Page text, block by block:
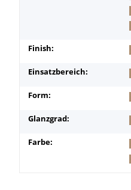
Finish:
Einsatzbereich:
Form:
Glanzgrad:
Farbe: